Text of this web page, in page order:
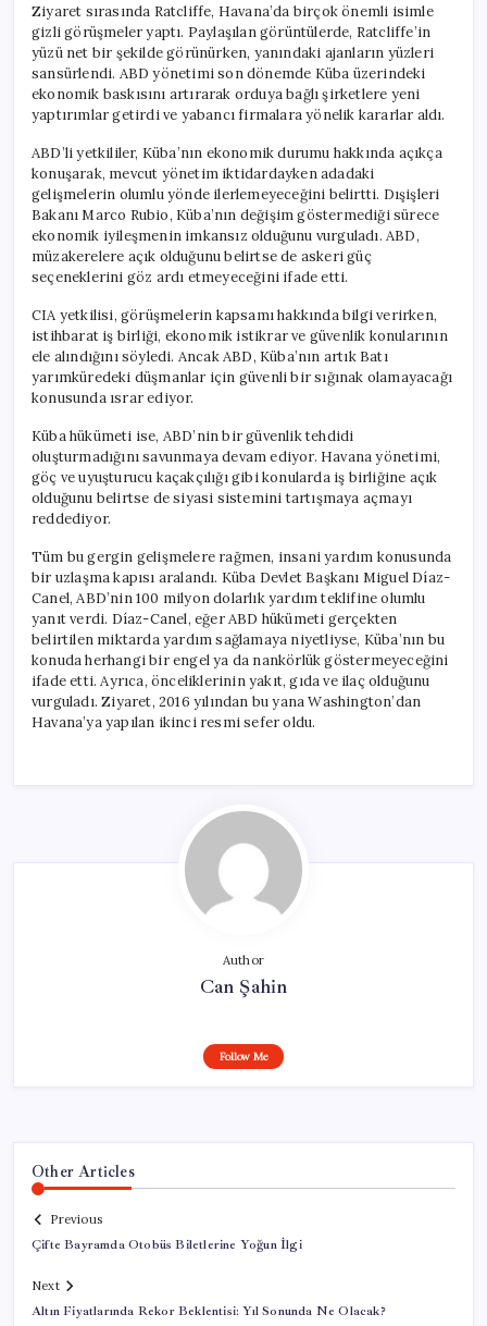
Ziyaret sırasında Ratcliffe, Havana’da birçok önemli isimle
gizli görüşmeler yaptı. Paylaşılan görüntülerde, Ratcliffe’in
yüzü net bir şekilde görünürken, yanındaki ajanların yüzleri
sansürlendi. ABD yönetimi son dönemde Küba üzerindeki
ekonomik baskısını artırarak orduya bağlı şirketlere yeni
yaptırımlar getirdi ve yabancı firmalara yönelik kararlar aldı.
ABD’li yetkililer, Küba’nın ekonomik durumu hakkında açıkça
konuşarak, mevcut yönetim iktidardayken adadaki
gelişmelerin olumlu yönde ilerlemeyeceğini belirtti. Dışişleri
Bakanı Marco Rubio, Küba’nın değişim göstermediği sürece
ekonomik iyileşmenin imkansız olduğunu vurguladı. ABD,
müzakerelere açık olduğunu belirtse de askeri güç
seçeneklerini göz ardı etmeyeceğini ifade etti.
CIA yetkilisi, görüşmelerin kapsamı hakkında bilgi verirken,
istihbarat iş birliği, ekonomik istikrar ve güvenlik konularının
ele alındığını söyledi. Ancak ABD, Küba’nın artık Batı
yarımküredeki düşmanlar için güvenli bir sığınak olamayacağı
konusunda ısrar ediyor.
Küba hükümeti ise, ABD’nin bir güvenlik tehdidi
oluşturmadığını savunmaya devam ediyor. Havana yönetimi,
göç ve uyuşturucu kaçakçılığı gibi konularda iş birliğine açık
olduğunu belirtse de siyasi sistemini tartışmaya açmayı
reddediyor.
Tüm bu gergin gelişmelere rağmen, insani yardım konusunda
bir uzlaşma kapısı aralandı. Küba Devlet Başkanı Miguel Díaz-
Canel, ABD’nin 100 milyon dolarlık yardım teklifine olumlu
yanıt verdi. Díaz-Canel, eğer ABD hükümeti gerçekten
belirtilen miktarda yardım sağlamaya niyetliyse, Küba’nın bu
konuda herhangi bir engel ya da nankörlük göstermeyeceğini
ifade etti. Ayrıca, önceliklerinin yakıt, gıda ve ilaç olduğunu
vurguladı. Ziyaret, 2016 yılından bu yana Washington’dan
Havana’ya yapılan ikinci resmi sefer oldu.
Author
Can Şahin
Follow Me
Other Articles
Previous
Çifte Bayramda Otobüs Biletlerine Yoğun İlgi
Next
Altın Fiyatlarında Rekor Beklentisi: Yıl Sonunda Ne Olacak?